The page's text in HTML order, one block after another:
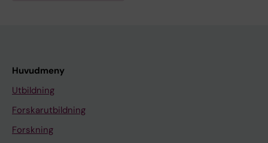
Huvudmeny
Utbildning
Forskarutbildning
Forskning